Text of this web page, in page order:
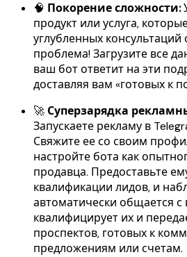
🧠 Покорение сложности:
продукт или услуга,
углубленных
проблема! Загрузите все
ваш бот ответит на эти
доставляя вам «готовых к
🚀 Суперзарядка
Запускаете рекламу в
Свяжите ее со своим
настройте бота как
продавца. Предоставьте
квалификации лидов, и
автоматически общается
квалифицирует их и
проспектов, готовых к
предложениям или счетам.